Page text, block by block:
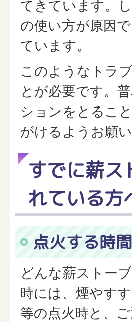
てきています。
の使い方が原因
ています。
このようなトラ
とが必要です。
ションをとるこ
がけるようお願い
すでに薪ス
れている方
点火する時
どんな薪ストー
時には、煙やす
等の点火時と、